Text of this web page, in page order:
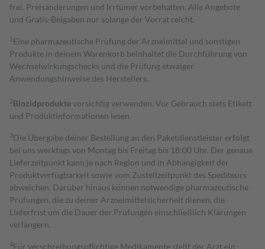
frei. Preisänderungen und Irrtümer vorbehalten. Alle Angebote
und Gratis-Beigaben nur solange der Vorrat reicht.
1 Eine pharmazeutische Prüfung der Arzneimittel und sonstigen
Produkte in deinem Warenkorb beinhaltet die Durchführung von
Wechselwirkungschecks und die Prüfung etwaiger
Anwendungshinweise des Herstellers.
2Biozidproduktevorsichtig verwenden. Vor Gebrauch stets Etikett
und Produktinformationen lesen.
3Die Übergabe deiner Bestellung an den Paketdienstleister erfolgt
bei uns werktags von Montag bis Freitag bis 18:00 Uhr. Der genaue
Lieferzeitpunkt kann je nach Region und in Abhängigkeit der
Produktverfügbarkeit sowie vom Zustellzeitpunkt des Spediteurs
abweichen. Darüber hinaus können notwendige pharmazeutische
Prüfungen, die zu deiner Arzneimittelsicherheit dienen, die
Lieferfrist um die Dauer der Prüfungen einschließlich Klärungen
verlängern.
4Für verschreibungspflichtige Medikamente stellt der Arzt ein